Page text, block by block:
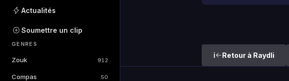
Actualités
Soumettre un clip
GENRES
Zouk 912
Compas 50
Retour à Raydli